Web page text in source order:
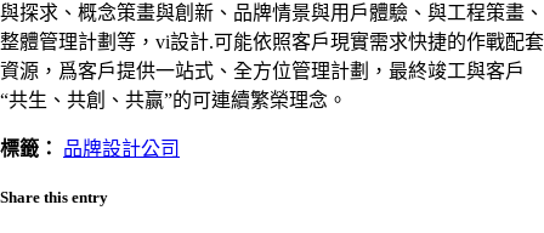
與探求、概念策畫與創新、品牌情景與用戶體驗、與工程策畫、
整體管理計劃等，vi設計.可能依照客戶現實需求快捷的作戰配套
資源，爲客戶提供一站式、全方位管理計劃，最終竣工與客戶
“共生、共創、共赢”的可連續繁榮理念。
標籤： 品牌設計公司
Share this entry